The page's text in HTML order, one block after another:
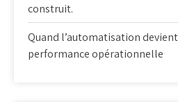
construit.
Quand l’automatisation
performance opérationnelle